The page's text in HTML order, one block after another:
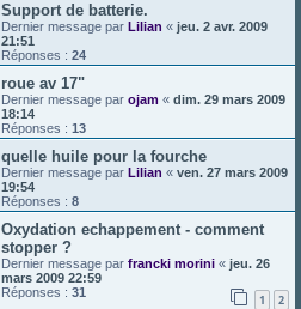
Support de batterie.
Dernier message par Lilian « jeu. 2 avr. 2009
21:51
Réponses : 24
roue av 17"
Dernier message par ojam « dim. 29 mars 2009
18:14
Réponses : 13
quelle huile pour la fourche
Dernier message par Lilian « ven. 27 mars 2009
19:54
Réponses : 8
Oxydation echappement - comment
stopper ?
Dernier message par francki morini « jeu. 26
mars 2009 22:59
Réponses : 31 1 2